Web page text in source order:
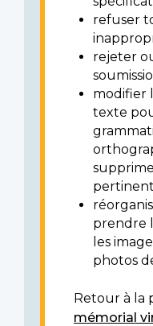
refuser
rejeter
modifier
texte
prendre
les
photos
Retour à la
mémorial